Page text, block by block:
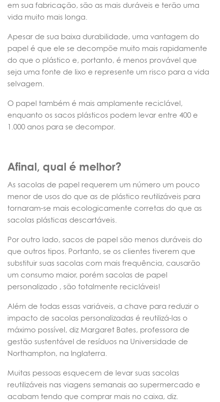
em sua fabricação, são as mais duráveis e terão uma
vida muito mais longa.
Apesar de sua baixa durabilidade, uma vantagem do
papel é que ele se decompõe muito mais rapidamente
do que o plástico e, portanto, é menos provável que
seja uma fonte de lixo e represente um risco para a vida
selvagem.
O papel também é mais amplamente reciclável,
enquanto os sacos plásticos podem levar entre 400 e
1.000 anos para se decompor.
Afinal, qual é melhor?
As sacolas de papel requerem um número um pouco
menor de usos do que as de plástico reutilizáveis para
tornaram-se mais ecologicamente corretas do que as
sacolas plásticas descartáveis.
Por outro lado, sacos de papel são menos duráveis do
que outros tipos. Portanto, se os clientes tiverem que
substituir suas sacolas com mais frequência, causarão
um consumo maior, porém sacolas de papel
personalizado , são totalmente recicláveis!
Além de todas essas variáveis, a chave para reduzir o
impacto de sacolas personalizadas é reutilizá-las o
máximo possível, diz Margaret Bates, professora de
gestão sustentável de resíduos na Universidade de
Northampton, na Inglaterra.
Muitas pessoas esquecem de levar suas sacolas
reutilizáveis nas viagens semanais ao supermercado e
acabam tendo que comprar mais no caixa, diz.